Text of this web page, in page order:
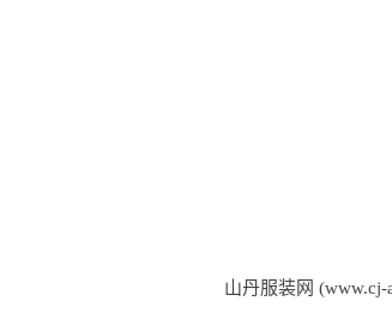
山丹服装网 (www.cj-